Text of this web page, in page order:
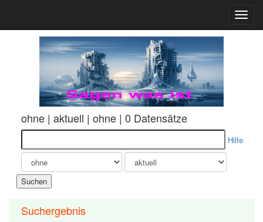
ohne | aktuell | ohne | 0 Datensätze
Hilfe
Suchergebnis